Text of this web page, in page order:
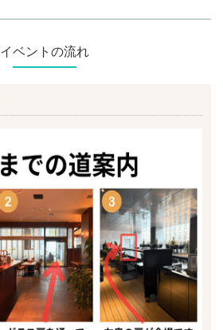
イベントの流れ